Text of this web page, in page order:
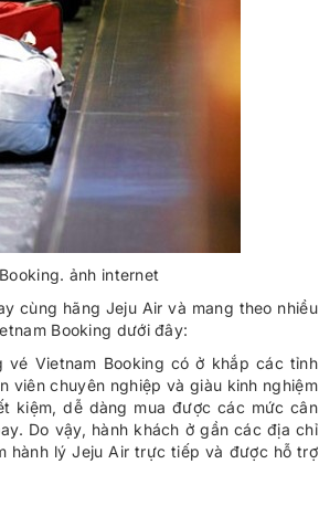
ảnh internet
cùng hãng Jeju Air và mang theo nhiều
Booking dưới đây:
vé Vietnam Booking có ở khắp các tỉnh
viên chuyên nghiệp và giàu kinh nghiệm
kiệm, dễ dàng mua được các mức cân
Do vậy, hành khách ở gần các địa chỉ
hành lý Jeju Air trực tiếp và được hỗ trợ